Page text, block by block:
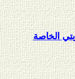
الخاصة